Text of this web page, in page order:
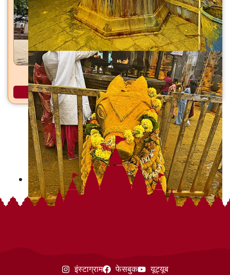
धारेश्वर महादेव मंदिर धायरी, सिंहगड रस्ता, पुणे
अधिक माहिती
इंस्टाग्राम फेसबुक
यूट्यूब